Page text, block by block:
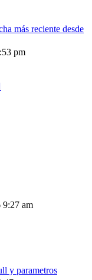
más reciente desde
pm
9:27 am
y parametros